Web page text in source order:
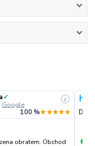
✓
Google
i
100 %★★★★★
obratem. Obchod